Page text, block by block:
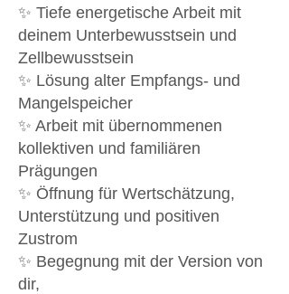
✨ Tiefe energetische Arbeit mit
deinem Unterbewusstsein und
Zellbewusstsein
✨ Lösung alter Empfangs- und
Mangelspeicher
✨ Arbeit mit übernommenen
kollektiven und familiären
Prägungen
✨ Öffnung für Wertschätzung,
Unterstützung und positiven
Zustrom
✨ Begegnung mit der Version von
dir,